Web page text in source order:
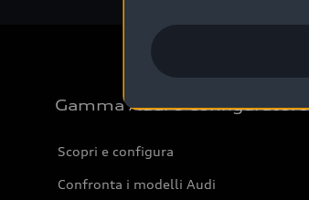
Gamma Audi e Configuratore
Scopri e configura
Confronta i modelli Audi